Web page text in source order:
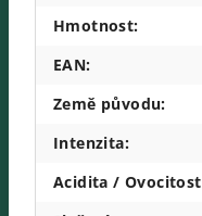
Hmotnost:
EAN:
Země původu:
Intenzita:
Acidita / Ovocitost